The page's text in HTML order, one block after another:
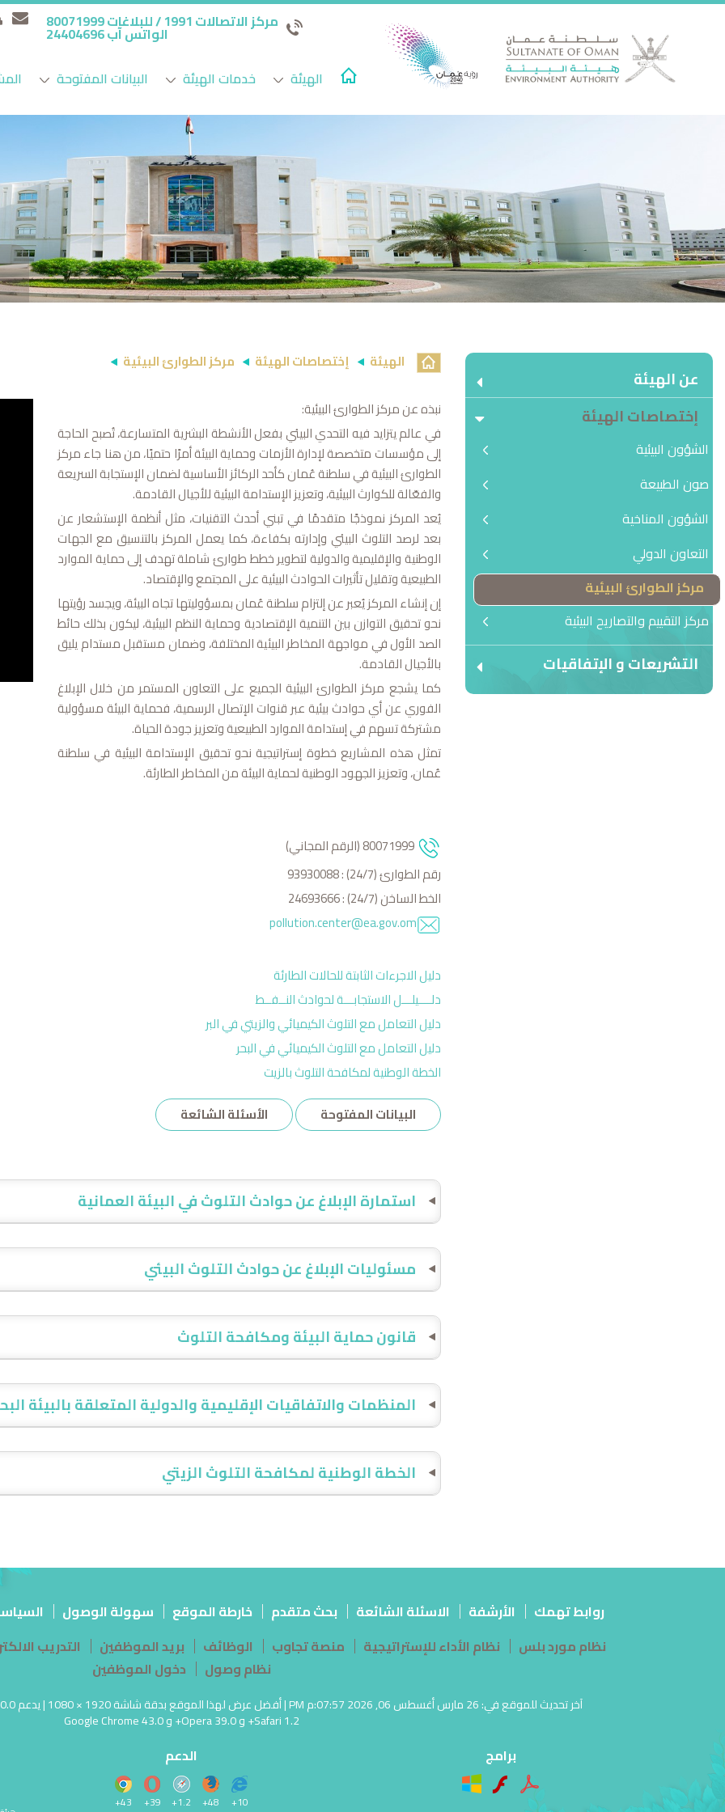
مركز الاتصالات 1991 / للبلاغات 80071999
الواتس آب 24404696
الهيئة
خدمات الهيئة البيانات المفتوحة
عن الهيئة
إختصاصات الهيئة
الشؤون البيئية
صون الطبيعة
الشؤون المناخية
التعاون الدولي
مركز الطوارئ البيئية
مركز التقييم والتصاريح البيئية
التشريعات و الإتفاقيات
الهيئة إختصاصات الهيئة مركز الطوارئ البيئية
نبذه عن مركز الطوارئ البيئية:
في عالم يتزايد فيه التحدي البيئي بفعل الأنشطة البشرية المتسارعة، تُصبح الحاجة
إلى مؤسسات متخصصة لإدارة الأزمات وحماية البيئة أمرًا حتميًا، من هنا جاء مركز
الطوارئ البيئية في سلطنة عُمان كأحد الركائز الأساسية لضمان الإستجابة السريعة
والفعّالة للكوارث البيئية، وتعزيز الإستدامة البيئية للأجيال القادمة.
يُعد المركز نموذجًا متقدمًا في تبني أحدث التقنيات، مثل أنظمة الإستشعار عن
بعد لرصد التلوث البيئي وإدارته بكفاءة، كما يعمل المركز بالتنسيق مع الجهات
الوطنية والإقليمية والدولية لتطوير خطط طوارئ شاملة تهدف إلى حماية الموارد
الطبيعية وتقليل تأثيرات الحوادث البيئية على المجتمع والإقتصاد.
إن إنشاء المركز يُعبر عن إلتزام سلطنة عُمان بمسؤوليتها تجاه البيئة، ويجسد رؤيتها
نحو تحقيق التوازن بين التنمية الإقتصادية وحماية النظم البيئية، ليكون بذلك حائط
الصد الأول في مواجهة المخاطر البيئية المختلفة، وضمان مستقبل مستدام يليق
بالأجيال القادمة.
كما يشجع مركز الطوارئ البيئية الجميع على التعاون المستمر من خلال الإبلاغ
الفوري عن أي حوادث بيئية عبر قنوات الإتصال الرسمية، فحماية البيئة مسؤولية
مشتركة تسهم في إستدامة الموارد الطبيعية وتعزيز جودة الحياة.
تمثل هذه المشاريع خطوة إستراتيجية نحو تحقيق الإستدامة البيئية في سلطنة
عُمان، وتعزيز الجهود الوطنية لحماية البيئة من المخاطر الطارئة.
80071999(الرقم المجاني)
رقم الطوارئ (24/7) : 93930088
الخط الساخن (24/7) : 24693666
pollution.center@ea.gov.om
دليل الاجرءات الثابتة للحالات الطارئة
دلــــيلـــل الاستجابـــة لحوادث النــفــط
دليل التعامل مع التلوث الكيميائي والزيتي في البر
دليل التعامل مع التلوث الكيميائي في البحر
الخطة الوطنية لمكافحة التلوث بالزيت
البيانات المفتوحة
الأسئلة الشائعة
استمارة الإبلاغ عن حوادث التلوث في البيئة العمانية
مسئوليات الإبلاغ عن حوادث التلوث البيئي
قانون حماية البيئة ومكافحة التلوث
المنظمات والاتفاقيات الإقليمية والدولية المتعلقة بالبيئة
الخطة الوطنية لمكافحة التلوث الزيتي
روابط تهمك الأرشفة الاسئلة الشائعة بحث متقدم خارطة الموقع سهولة الوصول
نظام مورد بلس
نظام الأداء للإستراتيجية منصة تجاوب الوظائف بريد الموظفين
التدريب
نظام وصول
دخول الموظفين
Safari 1.2+ و Opera 39.0+ و Google Chrome 43.0
برامج الدعم
10+
48+
1.2+
39+
43+